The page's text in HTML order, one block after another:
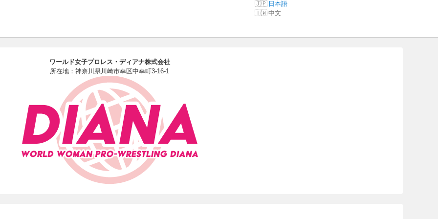
日本語
中文
ワールド女子プロレス・ディアナ株式会社
所在地：神奈川県川崎市幸区中幸町3-16-1